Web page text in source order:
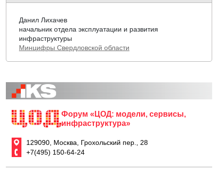
Данил Лихачев
начальник отдела эксплуатации и развития
инфраструктуры
Минцифры Свердловской области
Форум «ЦОД: модели, сервисы,
инфраструктура»
129090, Москва, Грохольский пер., 28
+7(495) 150-64-24